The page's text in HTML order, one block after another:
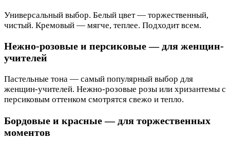
Универсальный выбор. Белый цвет — торжественный,
чистый. Кремовый — мягче, теплее. Подходит всем.
Нежно-розовые и персиковые — для женщин-
учителей
Пастельные тона — самый популярный выбор для
женщин-учителей. Нежно-розовые розы или хризантемы с
персиковым оттенком смотрятся свежо и тепло.
Бордовые и красные — для торжественных
моментов